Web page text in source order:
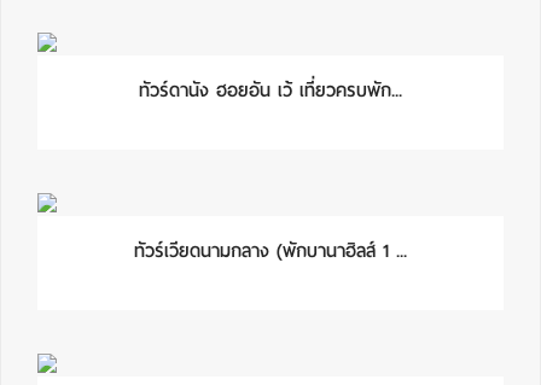
ทัวร์ดานัง ฮอยอัน เว้ เที่ยวครบพัก...
ทัวร์เวียดนามกลาง (พักบานาฮิลส์ 1 ...